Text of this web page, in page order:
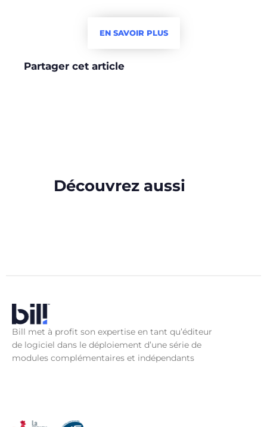
EN SAVOIR PLUS
Partager cet article
Découvrez aussi
Bill met à profit son expertise en tant qu’éditeur
de logiciel dans le déploiement d’une série de
modules complémentaires et indépendants